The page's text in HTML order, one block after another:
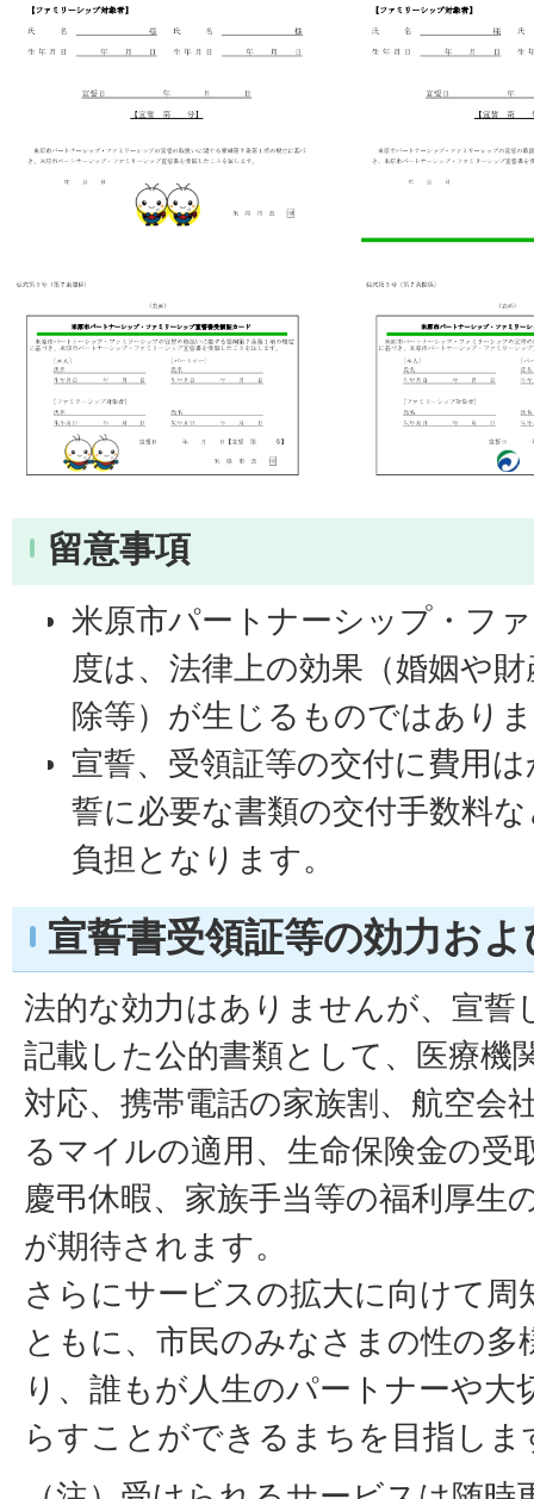
留意事項
米原市パートナーシップ・フ
度は、法律上の効果（婚姻や
除等）が生じるものではあり
宣誓、受領証等の交付に費用
誓に必要な書類の交付手数料
負担となります。
宣誓書受領証等の効力お
法的な効力はありませんが、宣誓
記載した公的書類として、医療機
対応、携帯電話の家族割、航空会
るマイルの適用、生命保険金の受
慶弔休暇、家族手当等の福利厚生
が期待されます。
さらにサービスの拡大に向けて周
ともに、市民のみなさまの性の多
り、誰もが人生のパートナーや大
らすことができるまちを目指しま